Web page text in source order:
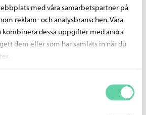
med våra samarbetspartner på
reklam- och analysbranschen. Våra
dessa uppgifter med andra
dem eller som har samlats in när du